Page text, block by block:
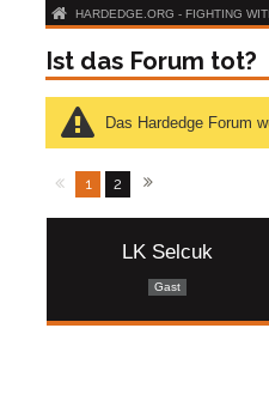
HARDEDGE.ORG - FIGHTING
Ist das Forum tot?
Das Hardedge Forum
1 2
LK Selcuk
Gast